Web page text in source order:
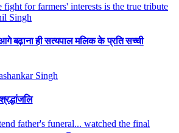
बढ़ाना ही सत्यपाल मलिक के प्रति सच्ची